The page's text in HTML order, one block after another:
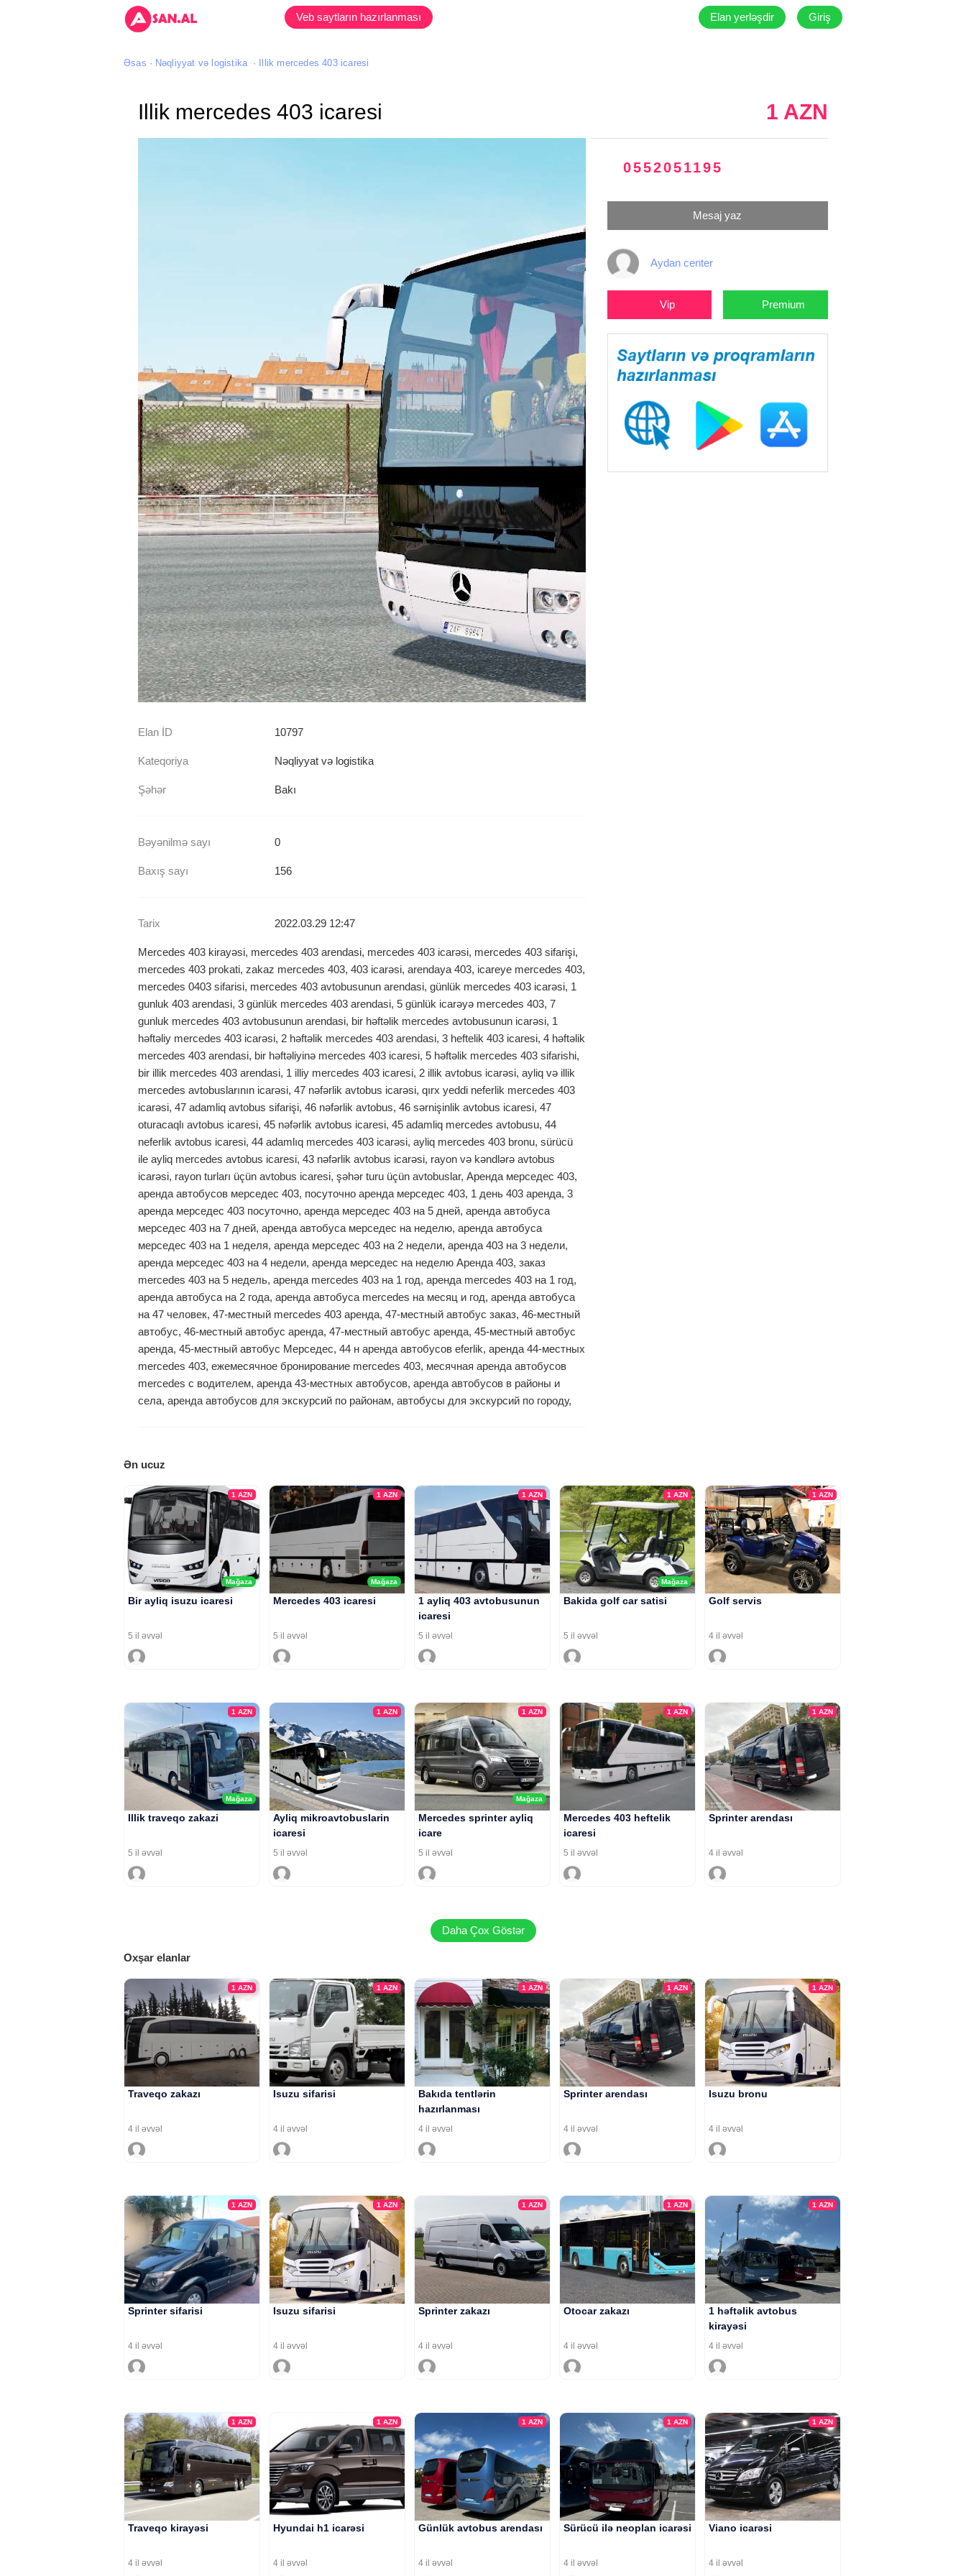
Elan yerləşdir Giriş
Veb saytların hazırlanması
Əsas Nəqliyyat və logistika Illik mercedes 403 icaresi
Illik mercedes 403 icaresi
Elan İD 10797
Kateqoriya Nəqliyyat və logistika
Şəhər Bakı
Bəyənilmə sayı 0
Baxış sayı 156
Tarix 2022.03.29 12:47
Mercedes 403 kirayəsi, mercedes 403 arendasi, mercedes 403 icarəsi, mercedes 403 sifarişi,
mercedes 403 prokati, zakaz mercedes 403, 403 icarəsi, arendaya 403, icareye mercedes 403,
mercedes 0403 sifarisi, mercedes 403 avtobusunun arendasi, günlük mercedes 403 icarəsi, 1
gunluk 403 arendasi, 3 günlük mercedes 403 arendasi, 5 günlük icarəyə mercedes 403, 7
gunluk mercedes 403 avtobusunun arendasi, bir həftəlik mercedes avtobusunun icarəsi, 1
həftəliy mercedes 403 icarəsi, 2 həftəlik mercedes 403 arendasi, 3 heftelik 403 icaresi, 4 həftəlik
mercedes 403 arendasi, bir həftəliyinə mercedes 403 icaresi, 5 həftəlik mercedes 403 sifarishi,
bir illik mercedes 403 arendasi, 1 illiy mercedes 403 icaresi, 2 illik avtobus icarəsi, ayliq və illik
mercedes avtobuslarının icarəsi, 47 nəfərlik avtobus icarəsi, qırx yeddi neferlik mercedes 403
icarəsi, 47 adamliq avtobus sifarişi, 46 nəfərlik avtobus, 46 sərnişinlik avtobus icaresi, 47
oturacaqlı avtobus icaresi, 45 nəfərlik avtobus icaresi, 45 adamliq mercedes avtobusu, 44
neferlik avtobus icaresi, 44 adamlıq mercedes 403 icarəsi, ayliq mercedes 403 bronu, sürücü
ile ayliq mercedes avtobus icaresi, 43 nəfərlik avtobus icarəsi, rayon və kəndlərə avtobus
icarəsi, rayon turları üçün avtobus icaresi, şəhər turu üçün avtobuslar, Аренда мерседес 403,
аренда автобусов мерседес 403, посуточно аренда мерседес 403, 1 день 403 аренда, 3
аренда мерседес 403 посуточно, аренда мерседес 403 на 5 дней, аренда автобуса
мерседес 403 на 7 дней, аренда автобуса мерседес на неделю, аренда автобуса
мерседес 403 на 1 неделя, аренда мерседес 403 на 2 недели, аренда 403 на 3 недели,
аренда мерседес 403 на 4 недели, аренда мерседес на неделю Аренда 403, заказ
mercedes 403 на 5 недель, аренда mercedes 403 на 1 год, аренда mercedes 403 на 1 год,
аренда автобуса на 2 года, аренда автобуса mercedes на месяц и год, аренда автобуса
на 47 человек, 47-местный mercedes 403 аренда, 47-местный автобус заказ, 46-местный
автобус, 46-местный автобус аренда, 47-местный автобус аренда, 45-местный автобус
аренда, 45-местный автобус Мерседес, 44 н аренда автобусов eferlik, аренда 44-местных
mercedes 403, ежемесячное бронирование mercedes 403, месячная аренда автобусов
mercedes с водителем, аренда 43-местных автобусов, аренда автобусов в районы и
села, аренда автобусов для экскурсий по районам, автобусы для экскурсий по городу,
1 AZN
0552051195
Mesaj yaz
Aydan center
Vip Premium
Ən ucuz
Mağaza
1 AZN
Bir ayliq isuzu icaresi
5 il əvvəl
Mağaza
1 AZN
Mercedes 403 icaresi
5 il əvvəl
1 AZN
1 ayliq 403 avtobusunun
icaresi
5 il əvvəl
Mağaza
1 AZN
Bakida golf car satisi
5 il əvvəl
1 AZN
Golf servis
4 il əvvəl
Mağaza
1 AZN
Illik traveqo zakazi
5 il əvvəl
1 AZN
Ayliq mikroavtobuslarin
icaresi
5 il əvvəl
Mağaza
1 AZN
Mercedes sprinter ayliq
icare
5 il əvvəl
1 AZN
Mercedes 403 heftelik
icaresi
5 il əvvəl
1 AZN
Sprinter arendası
4 il əvvəl
Daha Çox Göstər
Oxşar elanlar
1 AZN
Traveqo zakazı
4 il əvvəl
1 AZN
Isuzu sifarisi
4 il əvvəl
1 AZN
Bakıda tentlərin
hazırlanması
4 il əvvəl
1 AZN
Sprinter arendası
4 il əvvəl
1 AZN
Isuzu bronu
4 il əvvəl
1 AZN
Sprinter sifarisi
4 il əvvəl
1 AZN
Isuzu sifarisi
4 il əvvəl
1 AZN
Sprinter zakazı
4 il əvvəl
1 AZN
Otocar zakazı
4 il əvvəl
1 AZN
1 həftəlik avtobus
kirayəsi
4 il əvvəl
1 AZN
Traveqo kirayəsi
4 il əvvəl
1 AZN
Hyundai h1 icarəsi
4 il əvvəl
1 AZN
Günlük avtobus arendası
4 il əvvəl
1 AZN
Sürücü ilə neoplan icarəsi
4 il əvvəl
1 AZN
Viano icarəsi
4 il əvvəl